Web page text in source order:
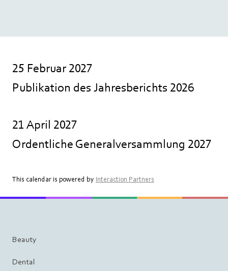
25 Februar 2027
Publikation des Jahresberichts 2026
21 April 2027
Ordentliche Generalversammlung 2027
This calendar is powered by Interaction Partners
Beauty
Dental